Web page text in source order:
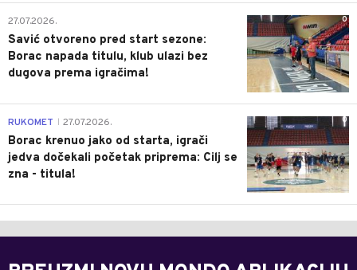
0
27.07.2026.
Savić otvoreno pred start sezone:
Borac napada titulu, klub ulazi bez
dugova prema igračima!
0
RUKOMET 27.07.2026.
Borac krenuo jako od starta, igrači
jedva dočekali početak priprema: Cilj se
zna - titula!